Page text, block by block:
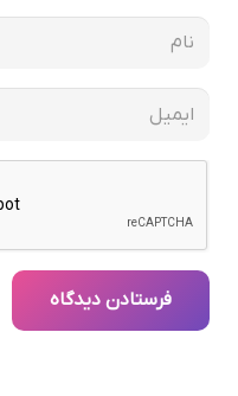
فرستادن دیدگاه